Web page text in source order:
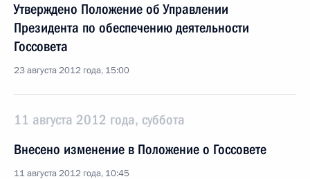
Утверждено Положение об Управлении
Президента по обеспечению деятельности
Госсовета
23 августа 2012 года, 15:00
11 августа 2012 года, суббота
Внесено изменение в Положение о Госсовете
11 августа 2012 года, 10:45